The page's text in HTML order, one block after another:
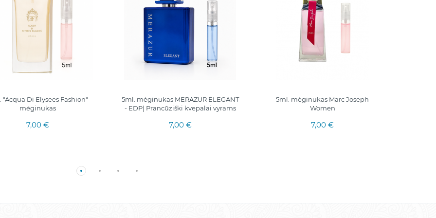
"Acqua Di Elysees Fashion"
mėginukas
7,00 €
5ml. mėginukas MERAZUR ELEGANT
- EDP| Prancūziški kvepalai vyrams
7,00 €
5ml. mėginukas Marc Joseph
Women
7,00 €